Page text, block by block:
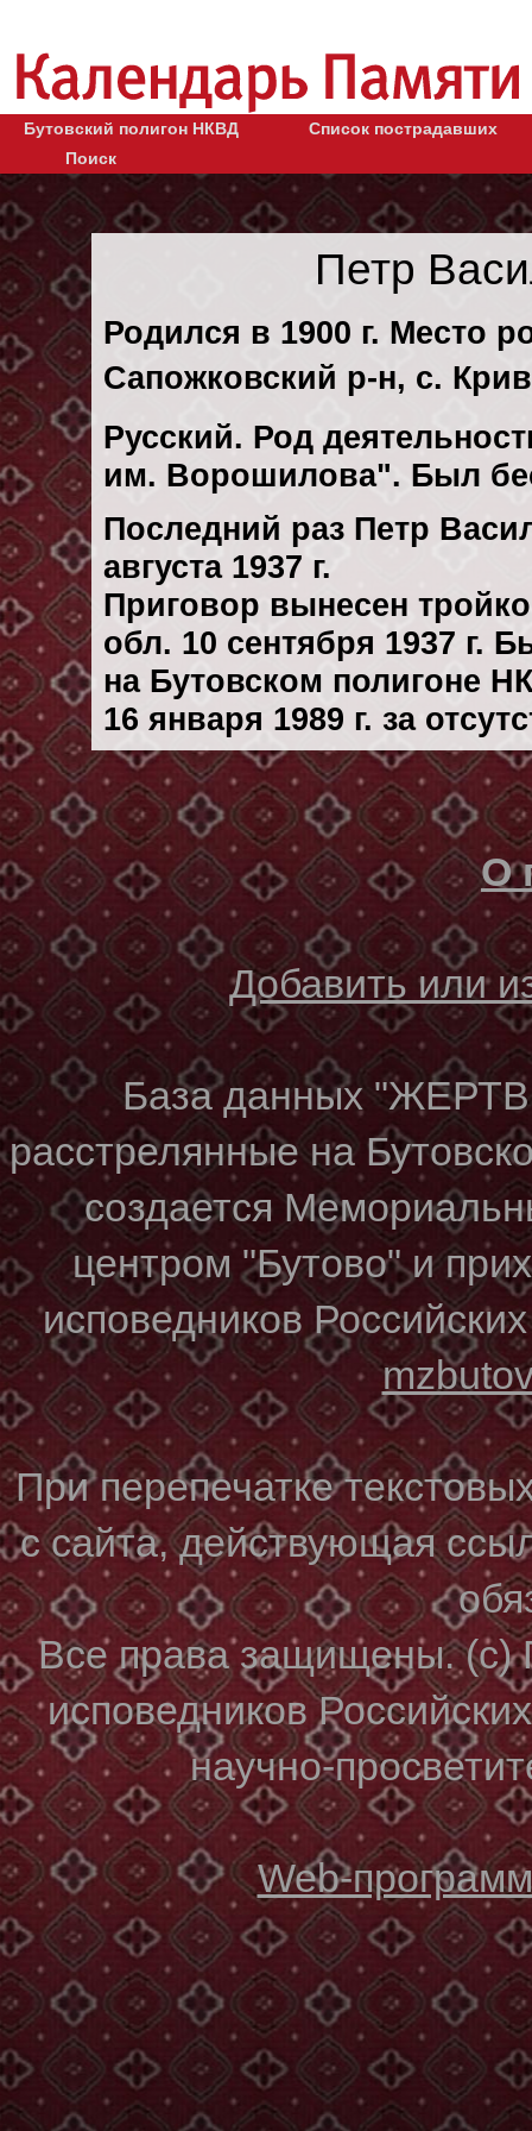
Бутовский полигон НКВД
Список пострадавших
Поиск
Петр
Родился в 1900 г. Место
Сапожковский р-н, с.
Русский. Род
им. Ворошилова". Был
Последний раз Петр
августа 1937 г.
Приговор вынесен
обл. 10 сентября 1937 г.
на Бутовском полигоне
16 января 1989 г. за
О
Добавить или
База данных
расстрелянные на
создается
центром "Бутово" и
исповедников
При перепечатке
с сайта, действующая
Все права защищены. (с)
исповедников
научно-
Web-